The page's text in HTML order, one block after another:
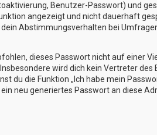
Benutzer-Passwort) und
angezeigt und nicht dauerhaft
Abstimmungsverhalten bei
dieses Passwort nicht auf einer
wird dich kein Vertreter des
du die Funktion „Ich habe mein
neu generiertes Passwort an diese